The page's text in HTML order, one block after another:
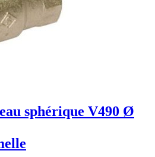
sphérique V490 Ø